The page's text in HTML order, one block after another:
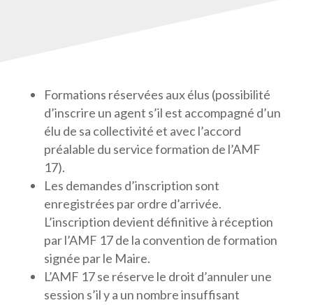
Formations réservées aux élus (possibilité
d’inscrire un agent s’il est accompagné d’un
élu de sa collectivité et avec l’accord
préalable du service formation de l’AMF
17).
Les demandes d’inscription sont
enregistrées par ordre d’arrivée.
L’inscription devient définitive à réception
par l’AMF 17 de la convention de formation
signée par le Maire.
L’AMF 17 se réserve le droit d’annuler une
session s’il y a un nombre insuffisant